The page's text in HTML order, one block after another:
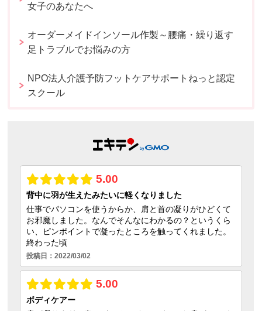
女子のあなたへ
オーダーメイドインソール作製～腰痛・繰り返す
足トラブルでお悩みの方
NPO法人介護予防フットケアサポートねっと認定
スクール